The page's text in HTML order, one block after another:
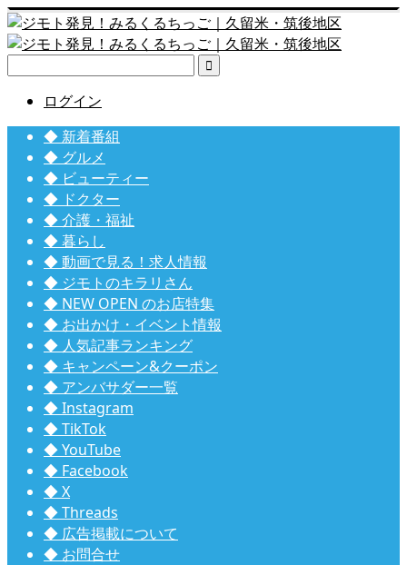

ログイン
◆ 新着番組
◆ グルメ
◆ ビューティー
◆ ドクター
◆ 介護・福祉
◆ 暮らし
◆ 動画で見る！求人情報
◆ ジモトのキラリさん
◆ NEW OPEN のお店特集
◆ お出かけ・イベント情報
◆ 人気記事ランキング
◆ キャンペーン&クーポン
◆ アンバサダー一覧
◆ Instagram
◆ TikTok
◆ YouTube
◆ Facebook
◆ X
◆ Threads
◆ 広告掲載について
◆ お問合せ